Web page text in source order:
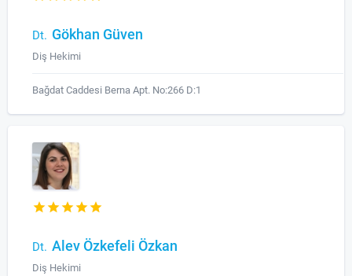
Dt. Gökhan Güven
Diş Hekimi
Bağdat Caddesi Berna Apt. No:266 D:1
Dt. Alev Özkefeli Özkan
Diş Hekimi